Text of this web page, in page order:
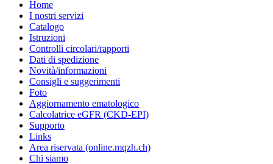
Home
I nostri servizi
Catalogo
Istruzioni
Controlli circolari/rapporti
Dati di spedizione
Novità/informazioni
Consigli e suggerimenti
Foto
Aggiornamento ematologico
Calcolatrice eGFR (CKD-EPI)
Supporto
Links
Area riservata (online.mqzh.ch)
Chi siamo